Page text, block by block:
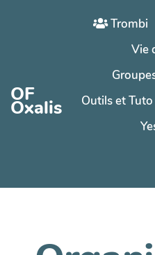
Aller au contenu principal
OF
Oxalis
Trombi
Vie
Outils et Tuto